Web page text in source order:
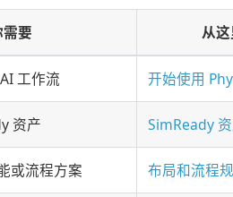
要 从
工作流 开始使用
资产 SimReady
或流程方案 布局和流程